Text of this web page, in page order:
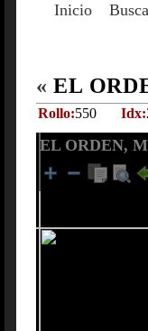
Inicio
« EL
Rollo:550 Idx:
EL ORDEN,